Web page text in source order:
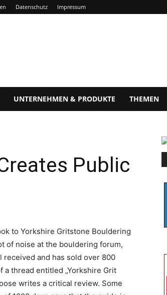
Datenschutz Impressum
UNTERNEHMEN & PRODUKTE THEMEN
Public
to Yorkshire Gritstone Bouldering
of noise at the bouldering forum,
received and has sold over 800
thread entitled „Yorkshire Grit
writes a critical review. Some